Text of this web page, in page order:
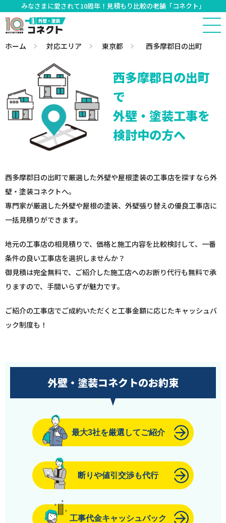
みなさまに愛されて10周年！見積もり比較の老舗「コネクト」
ホーム 対応エリア 東京都 西多摩郡日の出町
西多摩郡日の出町
で
外壁・塗装工事を
検討中の方へ
西多摩郡日の出町で厳選した外壁や屋根塗装の工事店を探すなら外
壁・塗装コネクトへ。
専門家が厳選した外壁や屋根の塗装、外壁張り替えの優良工事店に
一括見積りができます。
地元の工事店の相見積りで、価格と施工内容を比較検討して、一番
条件の良い工事店を選択しませんか？
御見積は完全無料で、ご紹介した施工店へのお断り代行も無料で承
りますので、手間いらずが魅力です。
ご紹介の工事店でご成約いただくと工事金額に応じたキャッシュバ
ック制度も！
外壁・塗装コネクトのお約束
最大3社を厳選してご紹介
断りや値引交渉も代行
工事代金キャッシュバック